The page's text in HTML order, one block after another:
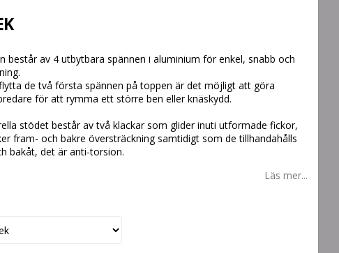
består av 4 utbytbara spännen i aluminium för enkel, snabb och
de två första spännen på toppen är det möjligt att göra
för att rymma ett större ben eller knäskydd.
stödet består av två klackar som glider inuti utformade fickor,
fram- och bakre översträckning samtidigt som de tillhandahålls
bakåt, det är anti-torsion.
Läs mer...